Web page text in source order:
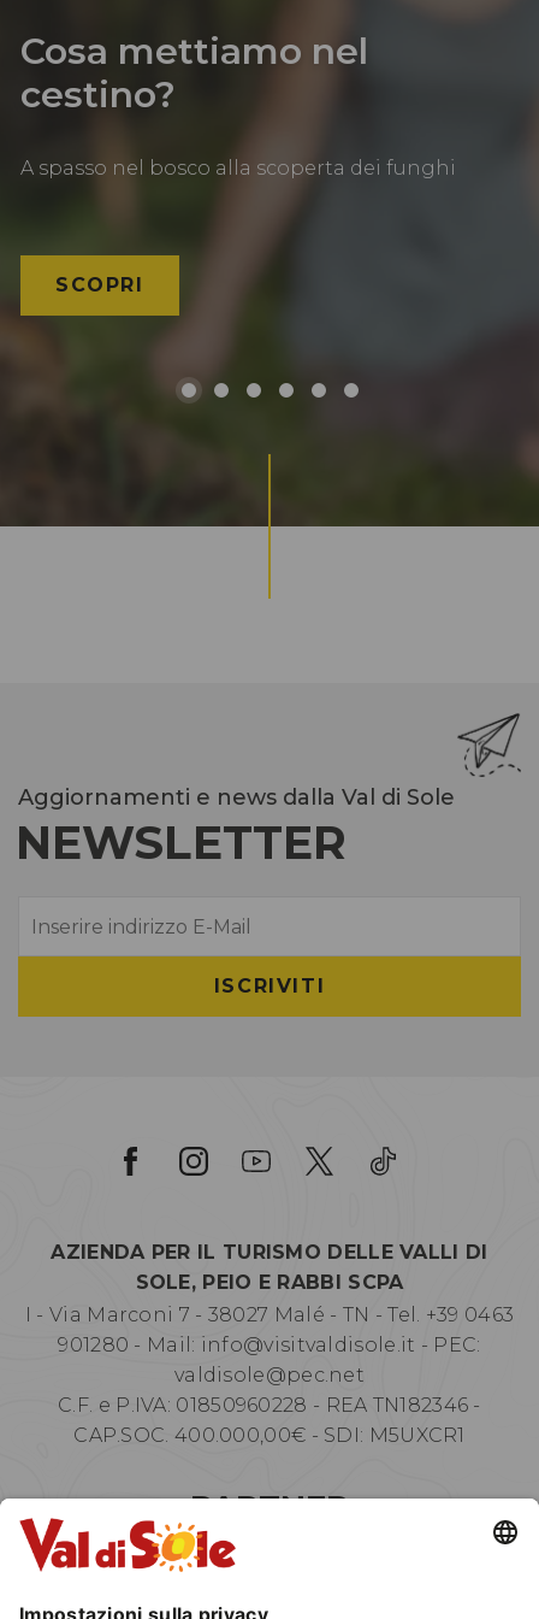
Cosa mettiamo nel
cestino?
A spasso nel bosco alla scoperta dei funghi
SCOPRI
Aggiornamenti e news dalla Val di Sole
NEWSLETTER
ISCRIVITI
AZIENDA PER IL TURISMO DELLE VALLI DI
SOLE, PEIO E RABBI SCPA
I - Via Marconi 7 - 38027 Malé - TN - Tel. +39 0463
901280 - Mail: info@visitvaldisole.it - PEC:
valdisole@pec.net
C.F. e P.IVA: 01850960228 - REA TN182346 -
CAP.SOC. 400.000,00€ - SDI: M5UXCR1
PARTNER